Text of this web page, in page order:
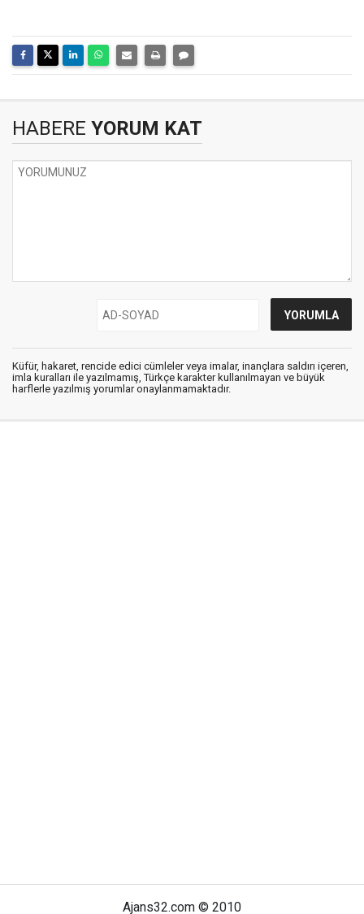
HABERE YORUM KAT
Küfür, hakaret, rencide edici cümleler veya imalar, inançlara saldırı içeren,
imla kuralları ile yazılmamış, Türkçe karakter kullanılmayan ve büyük
harflerle yazılmış yorumlar onaylanmamaktadır.
Ajans32.com © 2010